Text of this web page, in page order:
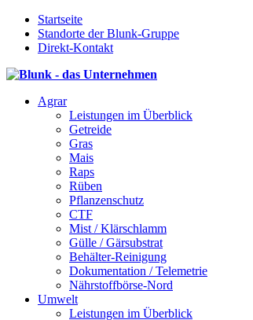
Startseite
Standorte der Blunk-Gruppe
Direkt-Kontakt
Agrar
Leistungen im Überblick
Getreide
Gras
Mais
Raps
Rüben
Pflanzenschutz
CTF
Mist / Klärschlamm
Gülle / Gärsubstrat
Behälter-Reinigung
Dokumentation / Telemetrie
Nährstoffbörse-Nord
Umwelt
Leistungen im Überblick